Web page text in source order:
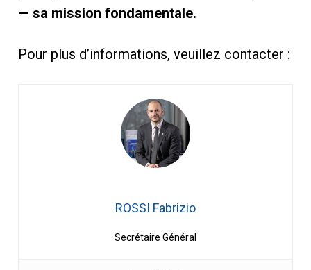
— sa mission fondamentale.
Pour plus d’informations, veuillez contacter :
ROSSI Fabrizio
Secrétaire Général